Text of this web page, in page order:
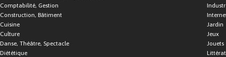
Comptabilité, Gestion
Construction, Bâtiment
Cuisine
Culture
Danse, Théâtre, Spectacle
Diététique
Jardin
Jeux
Jouets